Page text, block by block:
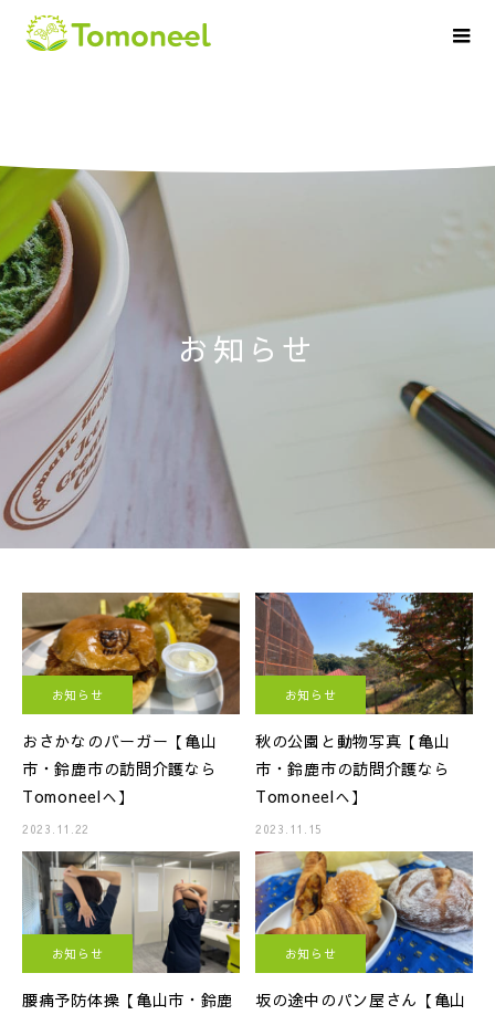
お 知 ら せ
お知らせ
おさかなのバーガー【亀山
市・鈴鹿市の訪問介護なら
Tomoneelへ】
2023.11.22
お知らせ
秋の公園と動物写真【亀山
市・鈴鹿市の訪問介護なら
Tomoneelへ】
2023.11.15
お知らせ
腰痛予防体操【亀山市・鈴鹿
お知らせ
坂の途中のパン屋さん【亀山